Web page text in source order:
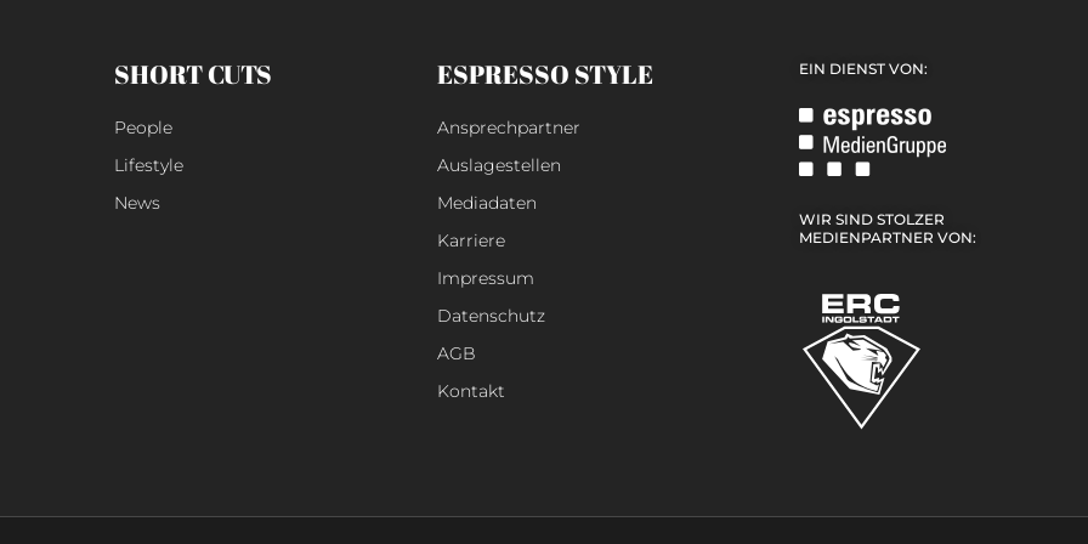
SHORT CUTS
People
Lifestyle
News
ESPRESSO STYLE
Ansprechpartner
Auslagestellen
Mediadaten
Karriere
Impressum
Datenschutz
AGB
Kontakt
EIN DIENST VON:
WIR SIND STOLZER
MEDIENPARTNER VON: